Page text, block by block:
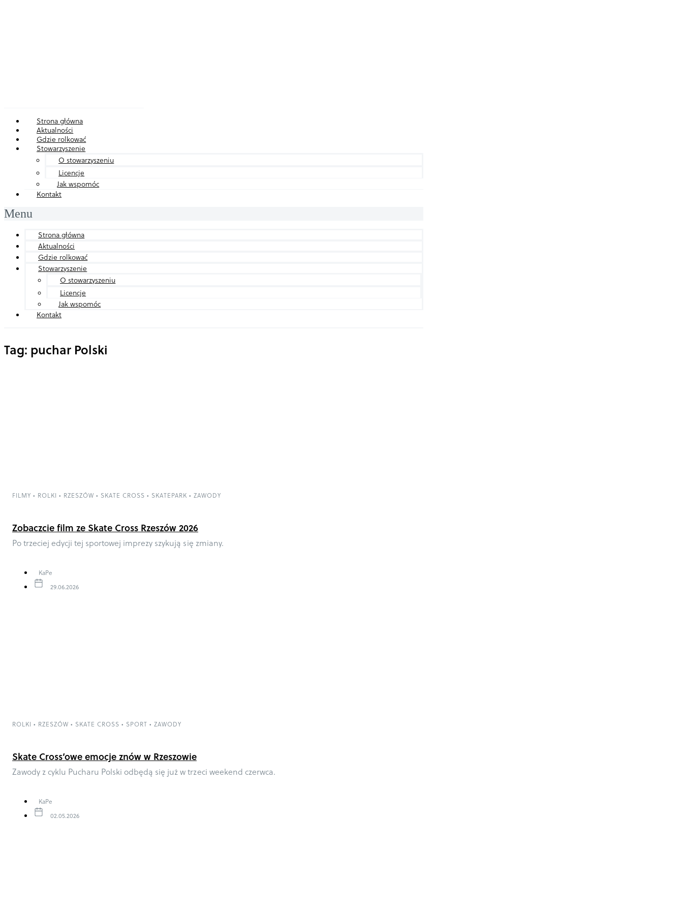
Strona główna
Aktualności
Gdzie rolkować
Stowarzyszenie
O stowarzyszeniu
Licencje
Jak wspomóc
Kontakt
Menu
Strona główna
Aktualności
Gdzie rolkować
Stowarzyszenie
O stowarzyszeniu
Licencje
Jak wspomóc
Kontakt
Tag: puchar Polski
FILMY • ROLKI • RZESZÓW • SKATE CROSS • SKATEPARK • ZAWODY
Zobaczcie film ze Skate Cross Rzeszów 2026
Po trzeciej edycji tej sportowej imprezy szykują się zmiany.
KaPe
29.06.2026
ROLKI • RZESZÓW • SKATE CROSS • SPORT • ZAWODY
Skate Cross’owe emocje znów w Rzeszowie
Zawody z cyklu Pucharu Polski odbędą się już w trzeci weekend czerwca.
KaPe
02.05.2026